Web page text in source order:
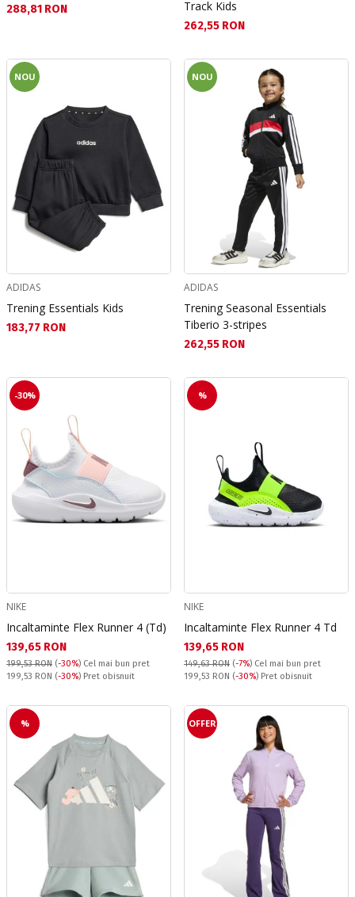
Текуща цена:
288,81 RON Track Kids
Текуща цена:
262,55 RON
NOU
ADIDAS
Trening Essentials Kids
Текуща цена:
183,77 RON
NOU
ADIDAS
Trening Seasonal Essentials
Tiberio 3-stripes
Текуща цена:
262,55 RON
-30%
NIKE
Incaltaminte Flex Runner 4 (Td)
Текуща цена:
139,65 RON
199,53 RON (-30%) Cel mai bun pret
Pret obisnuit:
199,53 RON (-30%) Pret obisnuit
%
NIKE
Incaltaminte Flex Runner 4 Td
Текуща цена:
139,65 RON
149,63 RON (-7%) Cel mai bun pret
Pret obisnuit:
199,53 RON (-30%) Pret obisnuit
% OFFER